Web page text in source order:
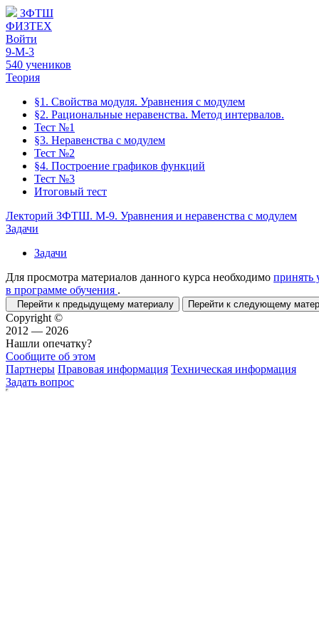
ЗФТШ
ФИЗТЕХ
Войти
9-М-3
540 учеников
Теория
§1. Свойства модуля. Уравнения с модулем
§2. Рациональные неравенства. Метод интервалов.
Тест №1
§3. Неравенства с модулем
Тест №2
§4. Построение графиков функций
Тест №3
Итоговый тест
Лекторий ЗФТШ. М-9. Уравнения и неравенства с модулем
Задачи
Задачи
Для просмотра материалов данного курса необходимо принять
в программе обучения .
Перейти к предыдущему материалу Перейти к следующему
Copyright ©
2012 — 2026
Нашли опечатку?
Сообщите об этом
Партнеры Правовая информация Техническая информация
Задать вопрос